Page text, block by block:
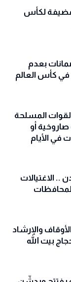
المضيفة لكأس
بعدم
في كأس العالم
القوات المسلحة
صاروخية أو
في الأيام
.. الاغتيالات
والإرشاد
بيت الله